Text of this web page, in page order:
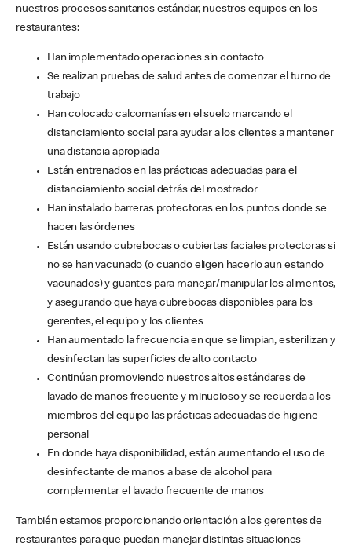
nuestros procesos sanitarios estándar, nuestros equipos en los
restaurantes:
Han implementado operaciones sin contacto
Se realizan pruebas de salud antes de comenzar el turno de
trabajo
Han colocado calcomanías en el suelo marcando el
distanciamiento social para ayudar a los clientes a mantener
una distancia apropiada
Están entrenados en las prácticas adecuadas para el
distanciamiento social detrás del mostrador
Han instalado barreras protectoras en los puntos donde se
hacen las órdenes
Están usando cubrebocas o cubiertas faciales protectoras si
no se han vacunado (o cuando eligen hacerlo aun estando
vacunados) y guantes para manejar/manipular los alimentos,
y asegurando que haya cubrebocas disponibles para los
gerentes, el equipo y los clientes
Han aumentado la frecuencia en que se limpian, esterilizan y
desinfectan las superficies de alto contacto
Continúan promoviendo nuestros altos estándares de
lavado de manos frecuente y minucioso y se recuerda a los
miembros del equipo las prácticas adecuadas de higiene
personal
En donde haya disponibilidad, están aumentando el uso de
desinfectante de manos a base de alcohol para
complementar el lavado frecuente de manos
También estamos proporcionando orientación a los gerentes de
restaurantes para que puedan manejar distintas situaciones